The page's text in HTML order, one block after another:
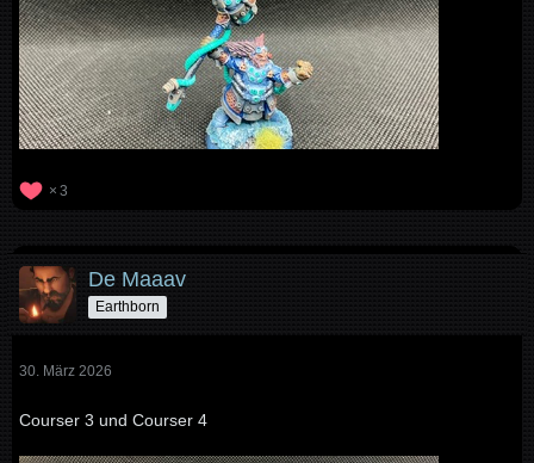
3
De Maaav
Earthborn
30. März 2026
Courser 3 und Courser 4